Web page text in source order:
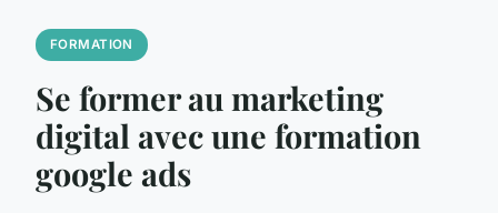
FORMATION
Se former au marketing
digital avec une formation
google ads